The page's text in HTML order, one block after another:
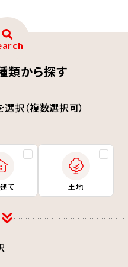
類から探す
択（複数選択可）
て 土地